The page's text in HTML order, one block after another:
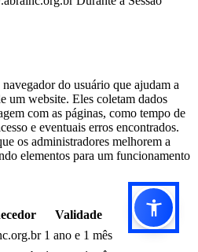
do usuário que ajudam a
um website. Eles coletam dados
com as páginas, como tempo de
e eventuais erros encontrados.
os administradores melhorem a
elementos para um funcionamento
Validade
1 ano e 1 mês